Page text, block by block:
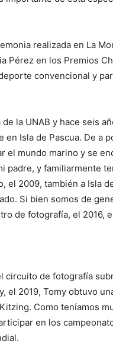
realizada en La
Pérez en los Premios
convencional y
la UNAB y hace seis
Isla de Pascua. De a
el mundo marino y se
padre, y familiarmente
el 2009, también a Isla
Si bien somos de
de fotografía, el 2016,
circuito de fotografía
el 2019, Tomy obtuvo
Como teníamos
en los